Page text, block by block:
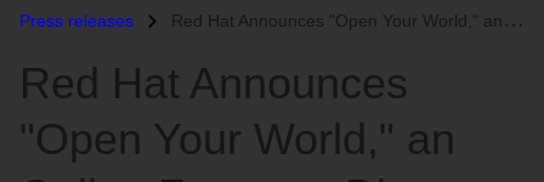
Press releases Red Hat Announces "Open Your World," an Online Forum to Disc...
Red Hat Announces
"Open Your World," an